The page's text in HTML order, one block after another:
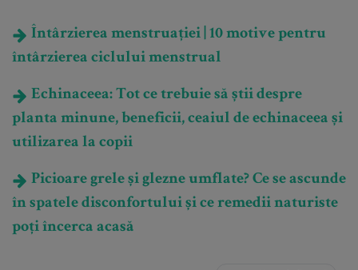
Întârzierea menstruației | 10 motive pentru
întârzierea ciclului menstrual
Echinaceea: Tot ce trebuie să știi despre
planta minune, beneficii, ceaiul de echinaceea și
utilizarea la copii
Picioare grele și glezne umflate? Ce se ascunde
în spatele disconfortului și ce remedii naturiste
poți încerca acasă